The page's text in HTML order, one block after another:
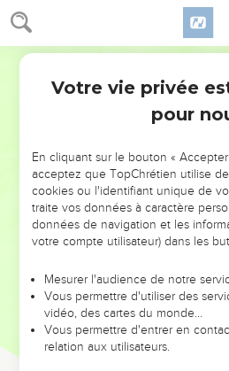
Esaïe 46
La délivrance n'est pas loin
8 Rappelez-vous cela et reprenez
êtes révoltés, repentez-vous donc
« Rappelez-vous les événements
d’autrefois, car c’est moi qui suis
Oui, moi seul, je suis Dieu, et
Dès le commencement,
l’avance ce qui n’est pas encore.
dessein s’accomplira, oui,
C’est moi qui appelle d’orient
éloigné, l’homme prévu par mes
déclaré, je le fais arriver ; ce que
Ecoutez-moi, gens si lents à
Votre vie privée
pour
En cliquant sur le bouton «
acceptez que TopChrétien utilise
cookies ou l'identifiant unique de
traite vos données à caractère
données de navigation et les
votre compte utilisateur) dans les
Mesurer l'audience de notre
Vous permettre d'utiliser des
vidéo, des cartes du monde…
Vous permettre d'entrer en
relation aux utilisateurs.